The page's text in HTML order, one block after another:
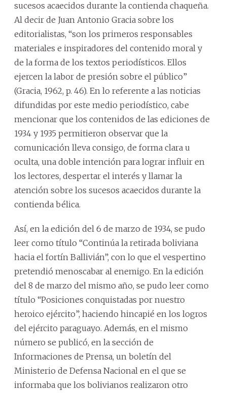
sucesos acaecidos durante la contienda chaqueña.
Al decir de Juan Antonio Gracia sobre los
editorialistas, “son los primeros responsables
materiales e inspiradores del contenido moral y
de la forma de los textos periodísticos. Ellos
ejercen la labor de presión sobre el público”
(Gracia, 1962, p. 46). En lo referente a las noticias
difundidas por este medio periodístico, cabe
mencionar que los contenidos de las ediciones de
1934 y 1935 permitieron observar que la
comunicación lleva consigo, de forma clara u
oculta, una doble intención para lograr influir en
los lectores, despertar el interés y llamar la
atención sobre los sucesos acaecidos durante la
contienda bélica.
Así, en la edición del 6 de marzo de 1934, se pudo
leer como título “Continúa la retirada boliviana
hacia el fortín Ballivián”, con lo que el vespertino
pretendió menoscabar al enemigo. En la edición
del 8 de marzo del mismo año, se pudo leer como
título “Posiciones conquistadas por nuestro
heroico ejército”, haciendo hincapié en los logros
del ejército paraguayo. Además, en el mismo
número se publicó, en la sección de
Informaciones de Prensa, un boletín del
Ministerio de Defensa Nacional en el que se
informaba que los bolivianos realizaron otro